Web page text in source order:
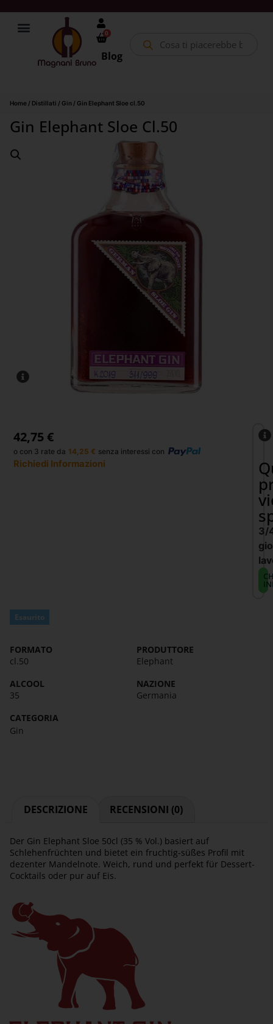
0
Blog
Home / Distillati / Gin / Gin Elephant Sloe cl.50
Gin Elephant Sloe Cl.50
42,75 €
o con 3 rate da 14,25 € senza interessi con
Richiedi Informazioni
3/
Esaurito
FORMATO
cl.50
PRODUTTORE
Elephant
ALCOOL
35
NAZIONE
Germania
CATEGORIA
Gin
DESCRIZIONE RECENSIONI (0)
Der Gin Elephant Sloe 50cl (35 % Vol.) basiert auf
Schlehenfrüchten und bietet ein fruchtig-süßes Profil mit
dezenter Mandelnote. Weich, rund und perfekt für Dessert-
Cocktails oder pur auf Eis.